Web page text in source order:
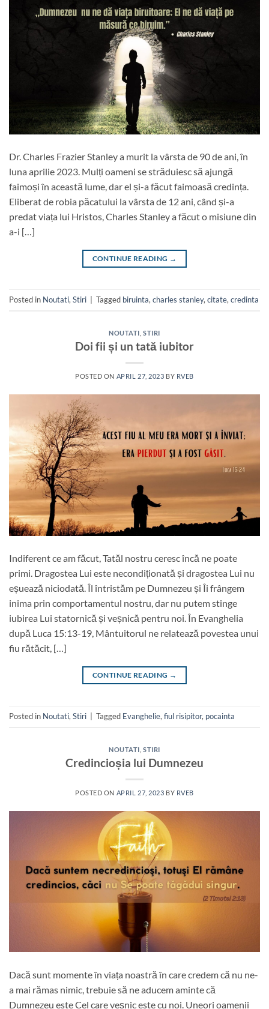
Dr. Charles Frazier Stanley a murit la vârsta de 90 de ani, în
luna aprilie 2023. Mulți oameni se străduiesc să ajungă
faimoși în această lume, dar el și-a făcut faimoasă credința.
Eliberat de robia păcatului la vârsta de 12 ani, când și-a
predat viața lui Hristos, Charles Stanley a făcut o misiune din
a-i […]
CONTINUE READING →
Posted in Noutati, Stiri Tagged biruinta, charles stanley, citate, credinta
NOUTATI ,STIRI
Doi fii și un tată iubitor
POSTED ON APRIL 27, 2023 BY RVEB
Indiferent ce am făcut, Tatăl nostru ceresc încă ne poate
primi. Dragostea Lui este necondiționată și dragostea Lui nu
eșuează niciodată. Îl întristăm pe Dumnezeu și Îi frângem
inima prin comportamentul nostru, dar nu putem stinge
iubirea Lui statornică și veșnică pentru noi. În Evanghelia
după Luca 15:13-19, Mântuitorul ne relatează povestea unui
fiu rătăcit, […]
CONTINUE READING →
Posted in Noutati, Stiri Tagged Evanghelie, fiul risipitor, pocainta
NOUTATI ,STIRI
Credincioșia lui Dumnezeu
POSTED ON APRIL 27, 2023 BY RVEB
Dacă sunt momente în viața noastră în care credem că nu ne-
a mai rămas nimic, trebuie să ne aducem aminte că
Dumnezeu este Cel care veșnic este cu noi. Uneori oamenii